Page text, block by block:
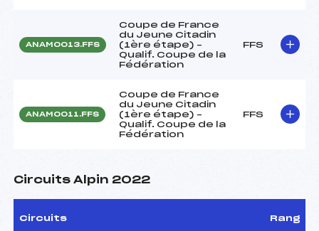
ANAM0013.FFS
Coupe de France
du Jeune Citadin
(1ère étape) –
Qualif. Coupe de la
Fédération
FFS
ANAM0011.FFS
Coupe de France
du Jeune Citadin
(1ère étape) –
Qualif. Coupe de la
Fédération
FFS
Circuits Alpin 2022
Circuits Rang